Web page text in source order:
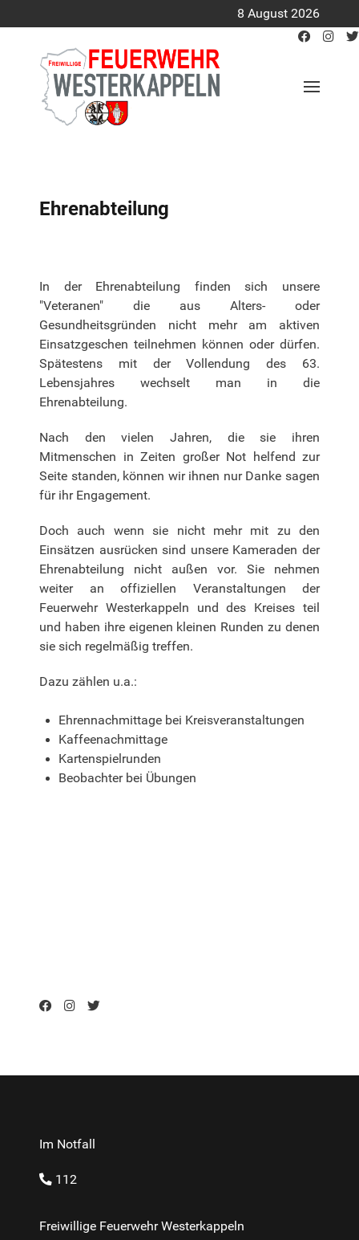
8 August 2026
Ehrenabteilung
In der Ehrenabteilung finden sich unsere
"Veteranen" die aus Alters- oder
Gesundheitsgründen nicht mehr am aktiven
Einsatzgeschen teilnehmen können oder dürfen.
Spätestens mit der Vollendung des 63.
Lebensjahres wechselt man in die
Ehrenabteilung.
Nach den vielen Jahren, die sie ihren
Mitmenschen in Zeiten großer Not helfend zur
Seite standen, können wir ihnen nur Danke sagen
für ihr Engagement.
Doch auch wenn sie nicht mehr mit zu den
Einsätzen ausrücken sind unsere Kameraden der
Ehrenabteilung nicht außen vor. Sie nehmen
weiter an offiziellen Veranstaltungen der
Feuerwehr Westerkappeln und des Kreises teil
und haben ihre eigenen kleinen Runden zu denen
sie sich regelmäßig treffen.
Dazu zählen u.a.:
Ehrennachmittage bei Kreisveranstaltungen
Kaffeenachmittage
Kartenspielrunden
Beobachter bei Übungen
Im Notfall
112
Freiwillige Feuerwehr Westerkappeln